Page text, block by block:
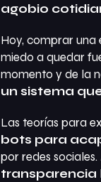
agobio
Hoy, comprar
miedo a quedar
momento y de la
un sistema
Las teorías para
bots para
por redes
transparencia